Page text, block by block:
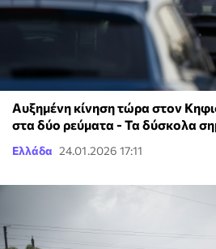
Αυξημένη κίνηση τώρα στον
στα δύο ρεύματα - Τα δύσκολα
Ελλάδα 24.01.2026 17:11